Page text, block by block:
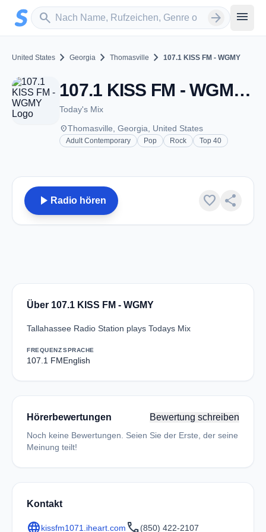
Zum Hauptinhalt springen
search
Sender suchen arrow_forward menu
United States chevron_right Georgia chevron_right Thomasville chevron_right 107.1 KISS FM - WGMY
107.1 KISS FM - WGMY - FM 107.1 - Thomasville, GA
Today's Mix
placeThomasville, Georgia, United States
Adult Contemporary Pop Rock Top 40
play_arrow Radio hören favorite share
Über 107.1 KISS FM - WGMY
Tallahassee Radio Station plays Todays Mix
FREQUENZ
107.1 FM
SPRACHE
English
Hörerbewertungen Bewertung schreiben
Noch keine Bewertungen. Seien Sie der Erste, der seine
Meinung teilt!
Kontakt
languagekissfm1071.iheart.com call(850) 422-2107